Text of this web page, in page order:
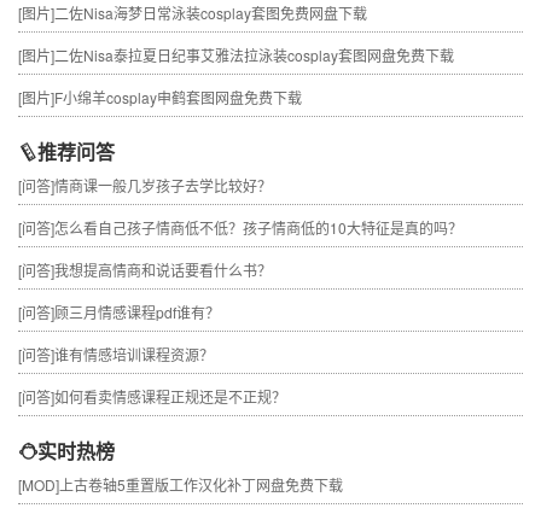
[图片]二佐Nisa海梦日常泳装cosplay套图免费网盘下载
[图片]二佐Nisa泰拉夏日纪事艾雅法拉泳装cosplay套图网盘免费下载
[图片]F小绵羊cosplay申鹤套图网盘免费下载
推荐问答
[问答]情商课一般几岁孩子去学比较好？
[问答]怎么看自己孩子情商低不低？孩子情商低的10大特征是真的吗？
[问答]我想提高情商和说话要看什么书？
[问答]顾三月情感课程pdf谁有？
[问答]谁有情感培训课程资源？
[问答]如何看卖情感课程正规还是不正规？
实时热榜
[MOD] 上古卷轴5重置版工作汉化补丁网盘免费下载